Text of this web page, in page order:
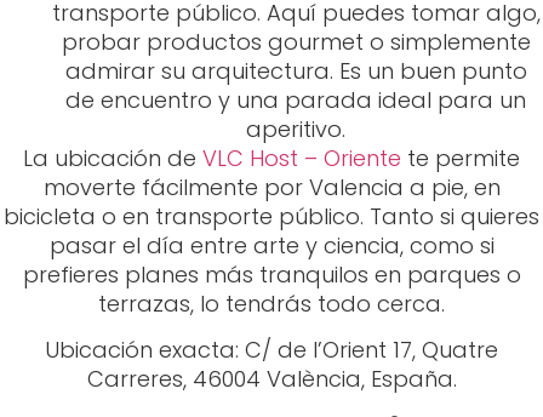
transporte público. Aquí puedes tomar algo,
probar productos gourmet o simplemente
admirar su arquitectura. Es un buen punto
de encuentro y una parada ideal para un
aperitivo.
La ubicación de VLC Host – Oriente te permite
moverte fácilmente por Valencia a pie, en
bicicleta o en transporte público. Tanto si quieres
pasar el día entre arte y ciencia, como si
prefieres planes más tranquilos en parques o
terrazas, lo tendrás todo cerca.
Ubicación exacta: C/ de l’Orient 17, Quatre
Carreres, 46004 València, España.